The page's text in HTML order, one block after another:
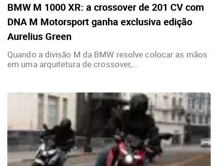
BMW M 1000 XR: a crossover de 201 CV com
DNA M Motorsport ganha exclusiva edição
Aurelius Green
Quando a divisão M da BMW resolve colocar as mãos
em uma arquitetura de crossover,...